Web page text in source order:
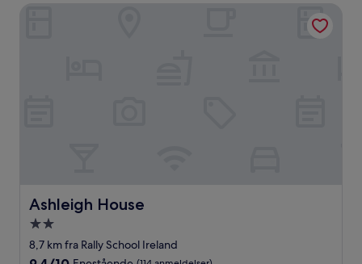
anmeldelser)
Ashleigh House
Ashleigh House
2.0-
stjernet
overnatningssted
8,7 km fra Rally School Ireland